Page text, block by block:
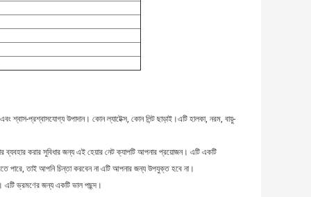
শ্বাস-প্রশ্বাসযোগ্য উপাদান। কোন ল্যাটেক্স, কোন লিন্ট ছাড়াই।এটি হালকা, নরম, বায়ু-
ব্যবহার করার সুবিধার জন্য এই হেয়ার নেট ক্যাপটি আপনার প্রয়োজন। এটি একটি
পারে, তাই আপনি চিন্তা করবেন না এটি আপনার জন্য উপযুক্ত হবে না।
এটি ভ্রমণের জন্য একটি ভাল পছন্দ।